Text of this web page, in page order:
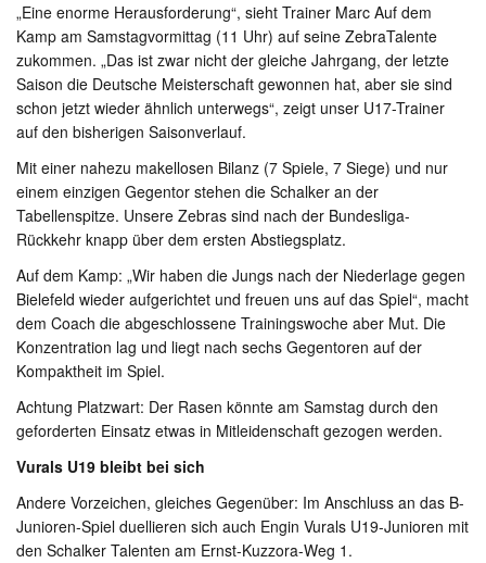
„Eine enorme Herausforderung“, sieht Trainer Marc Auf dem
Kamp am Samstagvormittag (11 Uhr) auf seine ZebraTalente
zukommen. „Das ist zwar nicht der gleiche Jahrgang, der letzte
Saison die Deutsche Meisterschaft gewonnen hat, aber sie sind
schon jetzt wieder ähnlich unterwegs“, zeigt unser U17-Trainer
auf den bisherigen Saisonverlauf.
Mit einer nahezu makellosen Bilanz (7 Spiele, 7 Siege) und nur
einem einzigen Gegentor stehen die Schalker an der
Tabellenspitze. Unsere Zebras sind nach der Bundesliga-
Rückkehr knapp über dem ersten Abstiegsplatz.
Auf dem Kamp: „Wir haben die Jungs nach der Niederlage gegen
Bielefeld wieder aufgerichtet und freuen uns auf das Spiel“, macht
dem Coach die abgeschlossene Trainingswoche aber Mut. Die
Konzentration lag und liegt nach sechs Gegentoren auf der
Kompaktheit im Spiel.
Achtung Platzwart: Der Rasen könnte am Samstag durch den
geforderten Einsatz etwas in Mitleidenschaft gezogen werden.
Vurals U19 bleibt bei sich
Andere Vorzeichen, gleiches Gegenüber: Im Anschluss an das B-
Junioren-Spiel duellieren sich auch Engin Vurals U19-Junioren mit
den Schalker Talenten am Ernst-Kuzzora-Weg 1.